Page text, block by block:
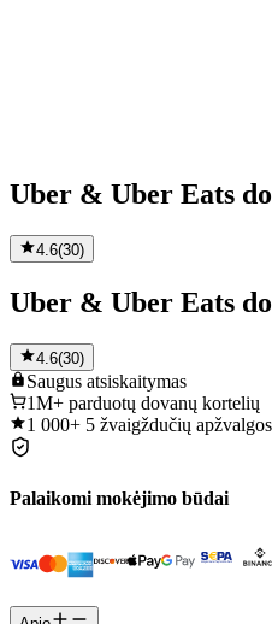
Uber & Uber Eats
4.6(30)
Uber & Uber Eats
4.6(30)
Saugus atsiskaitymas
1M+ parduotų dovanų kortelių
1 000+ 5 žvaigždučių apžvalgos
Palaikomi mokėjimo būdai